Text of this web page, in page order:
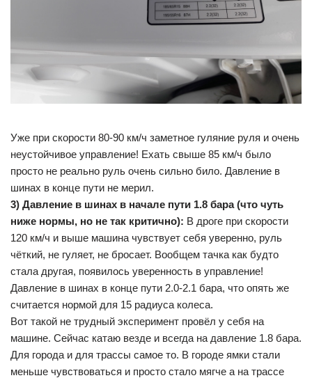
Уже при скорости 80-90 км/ч заметное гуляние руля и очень
неустойчивое управление! Ехать свыше 85 км/ч было
просто не реально руль очень сильно било. Давление в
шинах в конце пути не мерил.
3) Давление в шинах в начале пути 1.8 бара (что чуть
ниже нормы, но не так критично): В дроге при скорости
120 км/ч и выше машина чувствует себя уверенно, руль
чёткий, не гуляет, не бросает. Вообщем тачка как будто
стала другая, появилось уверенность в управление!
Давление в шинах в конце пути 2.0-2.1 бара, что опять же
считается нормой для 15 радиуса колеса.
Вот такой не трудный эксперимент провёл у себя на
машине. Сейчас катаю везде и всегда на давление 1.8 бара.
Для города и для трассы самое то. В городе ямки стали
меньше чувствоваться и просто стало мягче а на трассе